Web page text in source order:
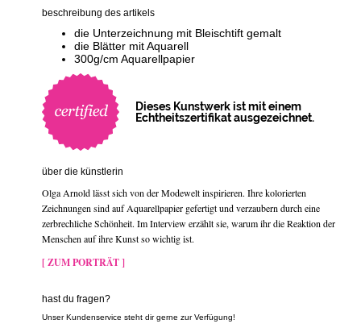
beschreibung des artikels
die Unterzeichnung mit Bleischtift gemalt
die Blätter mit Aquarell
300g/cm Aquarellpapier
Dieses Kunstwerk ist mit einem
Echtheitszertifikat ausgezeichnet.
über die künstlerin
Olga Arnold lässt sich von der Modewelt inspirieren. Ihre kolorierten
Zeichnungen sind auf Aquarellpapier gefertigt und verzaubern durch eine
zerbrechliche Schönheit. Im Interview erzählt sie, warum ihr die Reaktion der
Menschen auf ihre Kunst so wichtig ist.
[ ZUM PORTRÄT ]
hast du fragen?
Unser Kundenservice steht dir gerne zur Verfügung!